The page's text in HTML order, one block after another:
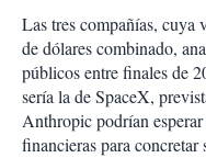
Las tres compañías,
de dólares combinado,
públicos entre finales de
sería la de SpaceX,
Anthropic podrían
financieras para